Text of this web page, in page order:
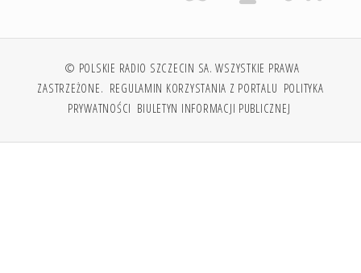
© POLSKIE RADIO SZCZECIN SA. WSZYSTKIE PRAWA
ZASTRZEŻONE. REGULAMIN KORZYSTANIA Z PORTALU POLITYKA
PRYWATNOŚCI BIULETYN INFORMACJI PUBLICZNEJ